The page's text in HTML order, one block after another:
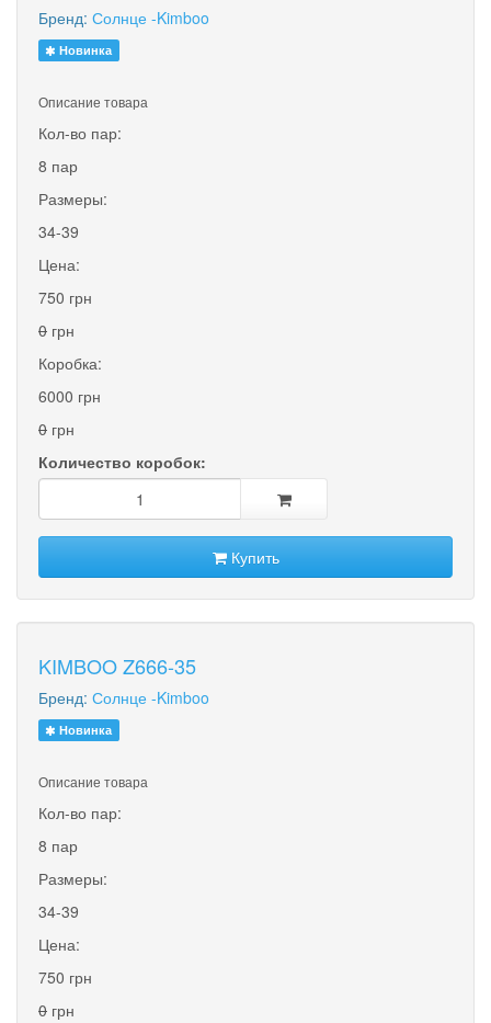
Бренд: Солнце -Kimboo
Новинка
Описание товара
Кол-во пар:
8 пар
Размеры:
34-39
Цена:
750 грн
0 грн
Коробка:
6000 грн
0 грн
Количество коробок:
Купить
KIMBOO Z666-35
Бренд: Солнце -Kimboo
Новинка
Описание товара
Кол-во пар:
8 пар
Размеры:
34-39
Цена:
750 грн
0 грн